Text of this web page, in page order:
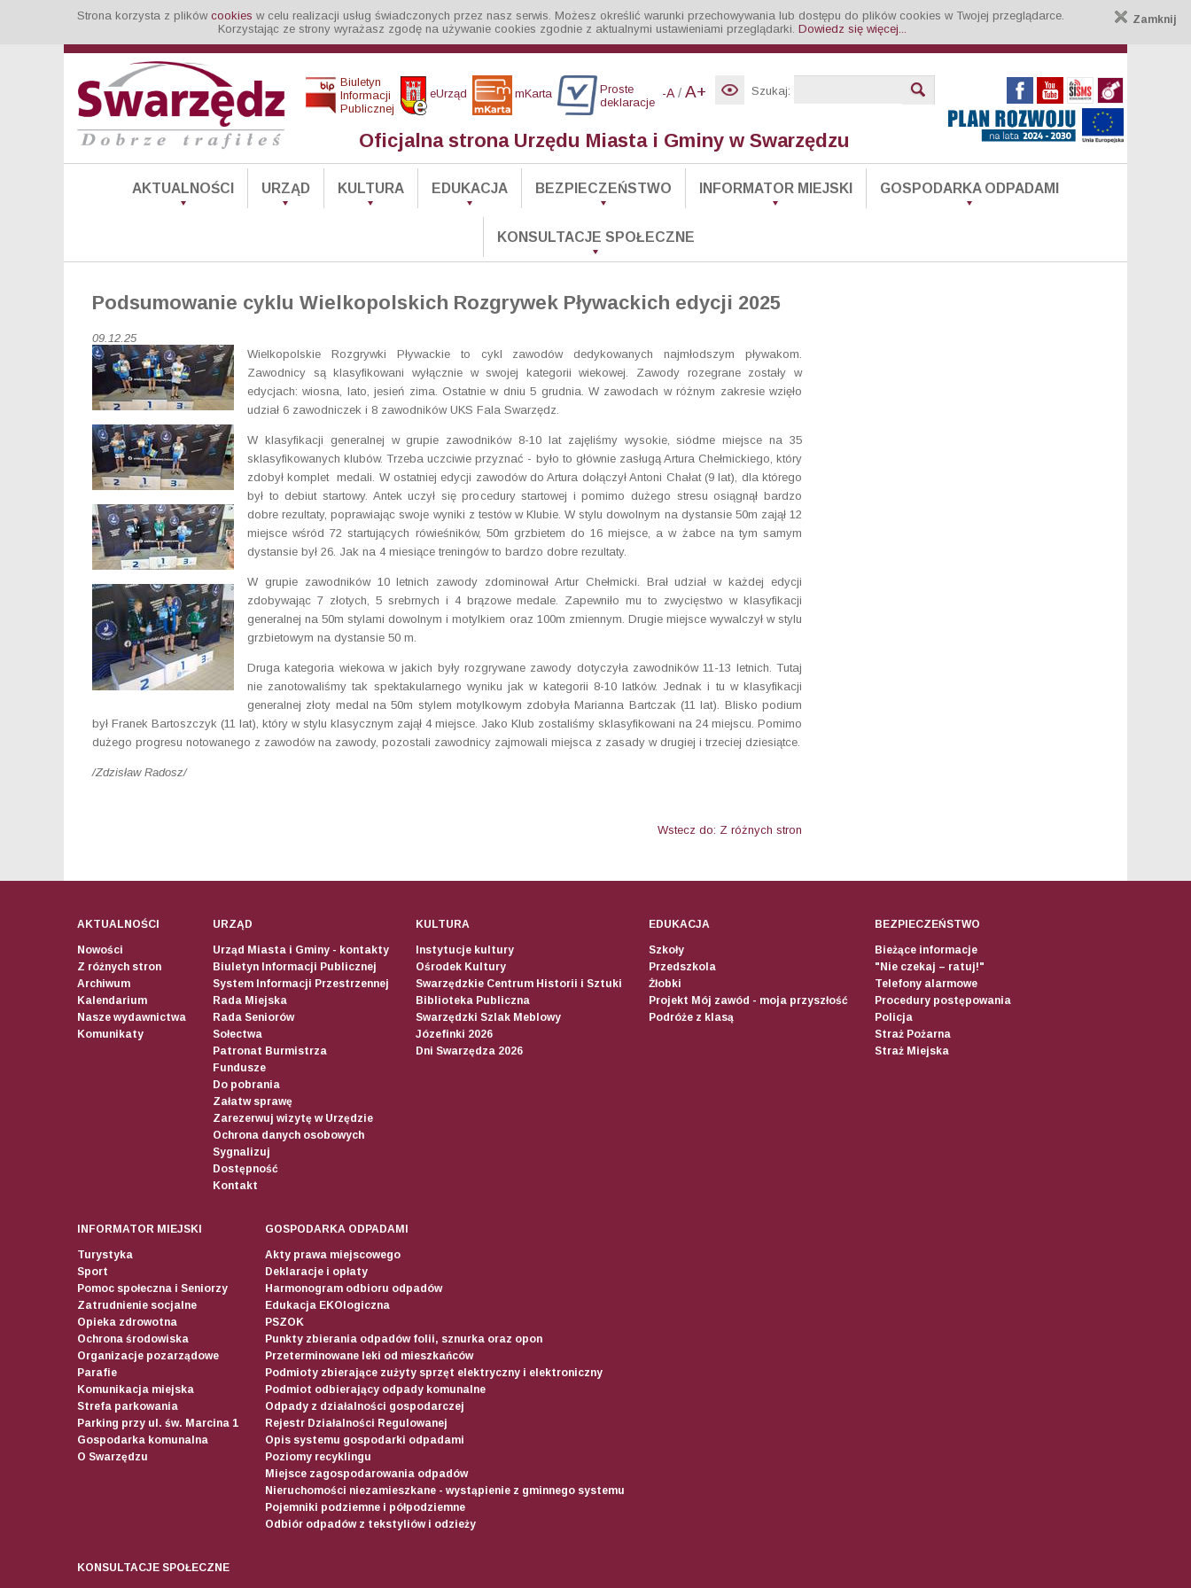
Strona korzysta z plików cookies w celu realizacji usług świadczonych przez nasz serwis. Możesz określić warunki przechowywania lub dostępu do plików cookies w Twojej przeglądarce. Zamknij
Korzystając ze strony wyrażasz zgodę na używanie cookies zgodnie z aktualnymi ustawieniami przeglądarki. Dowiedz się więcej...
Biuletyn
Informacji
Publicznej
eUrząd mKarta
Proste
deklaracje
-A / A+ Szukaj:
Oficjalna strona Urzędu Miasta i Gminy w Swarzędzu
AKTUALNOŚCI URZĄD KULTURA EDUKACJA BEZPIECZEŃSTWO INFORMATOR MIEJSKI GOSPODARKA ODPADAMI
KONSULTACJE SPOŁECZNE
Podsumowanie cyklu Wielkopolskich Rozgrywek Pływackich edycji 2025
09.12.25
Wielkopolskie Rozgrywki Pływackie to cykl zawodów dedykowanych najmłodszym pływakom.
Zawodnicy są klasyfikowani wyłącznie w swojej kategorii wiekowej. Zawody rozegrane zostały w
edycjach: wiosna, lato, jesień zima. Ostatnie w dniu 5 grudnia. W zawodach w różnym zakresie wzięło
udział 6 zawodniczek i 8 zawodników UKS Fala Swarzędz.
W klasyfikacji generalnej w grupie zawodników 8-10 lat zajęliśmy wysokie, siódme miejsce na 35
sklasyfikowanych klubów. Trzeba uczciwie przyznać - było to głównie zasługą Artura Chełmickiego, który
zdobył komplet medali. W ostatniej edycji zawodów do Artura dołączył Antoni Chałat (9 lat), dla którego
był to debiut startowy. Antek uczył się procedury startowej i pomimo dużego stresu osiągnął bardzo
dobre rezultaty, poprawiając swoje wyniki z testów w Klubie. W stylu dowolnym na dystansie 50m zajął 12
miejsce wśród 72 startujących rówieśników, 50m grzbietem do 16 miejsce, a w żabce na tym samym
dystansie był 26. Jak na 4 miesiące treningów to bardzo dobre rezultaty.
W grupie zawodników 10 letnich zawody zdominował Artur Chełmicki. Brał udział w każdej edycji
zdobywając 7 złotych, 5 srebrnych i 4 brązowe medale. Zapewniło mu to zwycięstwo w klasyfikacji
generalnej na 50m stylami dowolnym i motylkiem oraz 100m zmiennym. Drugie miejsce wywalczył w stylu
grzbietowym na dystansie 50 m.
Druga kategoria wiekowa w jakich były rozgrywane zawody dotyczyła zawodników 11-13 letnich. Tutaj
nie zanotowaliśmy tak spektakularnego wyniku jak w kategorii 8-10 latków. Jednak i tu w klasyfikacji
generalnej złoty medal na 50m stylem motylkowym zdobyła Marianna Bartczak (11 lat). Blisko podium
był Franek Bartoszczyk (11 lat), który w stylu klasycznym zajął 4 miejsce. Jako Klub zostaliśmy sklasyfikowani na 24 miejscu. Pomimo
dużego progresu notowanego z zawodów na zawody, pozostali zawodnicy zajmowali miejsca z zasady w drugiej i trzeciej dziesiątce.
/Zdzisław Radosz/
Wstecz do: Z różnych stron
AKTUALNOŚCI
Nowości
Z różnych stron
Archiwum
Kalendarium
Nasze wydawnictwa
Komunikaty
URZĄD
Urząd Miasta i Gminy - kontakty
Biuletyn Informacji Publicznej
System Informacji Przestrzennej
Rada Miejska
Rada Seniorów
Sołectwa
Patronat Burmistrza
Fundusze
Do pobrania
Załatw sprawę
Zarezerwuj wizytę w Urzędzie
Ochrona danych osobowych
Sygnalizuj
Dostępność
Kontakt
KULTURA
Instytucje kultury
Ośrodek Kultury
Swarzędzkie Centrum Historii i Sztuki
Biblioteka Publiczna
Swarzędzki Szlak Meblowy
Józefinki 2026
Dni Swarzędza 2026
EDUKACJA
Szkoły
Przedszkola
Żłobki
Projekt Mój zawód - moja przyszłość
Podróże z klasą
BEZPIECZEŃSTWO
Bieżące informacje
"Nie czekaj – ratuj!"
Telefony alarmowe
Procedury postępowania
Policja
Straż Pożarna
Straż Miejska
INFORMATOR MIEJSKI
Turystyka
Sport
Pomoc społeczna i Seniorzy
Zatrudnienie socjalne
Opieka zdrowotna
Ochrona środowiska
Organizacje pozarządowe
Parafie
Komunikacja miejska
Strefa parkowania
Parking przy ul. św. Marcina 1
Gospodarka komunalna
O Swarzędzu
GOSPODARKA ODPADAMI
Akty prawa miejscowego
Deklaracje i opłaty
Harmonogram odbioru odpadów
Edukacja EKOlogiczna
PSZOK
Punkty zbierania odpadów folii, sznurka oraz opon
Przeterminowane leki od mieszkańców
Podmioty zbierające zużyty sprzęt elektryczny i elektroniczny
Podmiot odbierający odpady komunalne
Odpady z działalności gospodarczej
Rejestr Działalności Regulowanej
Opis systemu gospodarki odpadami
Poziomy recyklingu
Miejsce zagospodarowania odpadów
Nieruchomości niezamieszkane - wystąpienie z gminnego systemu
Pojemniki podziemne i półpodziemne
Odbiór odpadów z tekstyliów i odzieży
KONSULTACJE SPOŁECZNE